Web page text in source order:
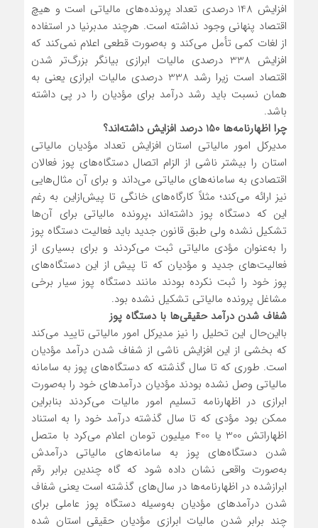
افزایش 148 درصدی تعداد پرونده‌های مالیاتی است و هیچ
اقتصاد پنهانی وجود نداشته است. هرچند مدبرنیا در استفاده
از لغات کمی تأمل می‌کند و به‌صورت قطعی اعلام نمی‌کند که
افزایش 338 درصدی مالیات ابرازی بیانگر بزرگ‌تر شدن
اقتصاد است زیرا رشد 338 درصدی مالیات ابرازی یعنی به
همان نسبت باید رشد درآمد برای مؤدیان را در پی داشته
باشد.
چرا اظهارنامه‌ها 150 درصد افزایش داشته‌اند؟
مدیرکل امور مالیاتی استان افزایش تعداد مؤدیان مالیاتی
استان را بیشتر ناشی از الزام اتصال دستگاه‌های پوز فعالان
اقتصادی به سامانه‌های مالیاتی می‌داند و برای آن مثال‌هایی
نیز ارائه می‌کند؛ مثلاً کارگاه‌های خانگی تا پیش‌ازاین به رغم
این که دستگاه پوز داشته‌اند ،پرونده مالیاتی برای آن‌ها
تشکیل نشده ولی طبق قانون جدید باید فعالیت دستگاه پوز
را به‌عنوان مؤدی مالیاتی ثبت می‌کردند و برای بسیاری از
فعالیت‌های جدید و مؤدیان که تا پیش از این دستگاه‌های
پوز خود را ثبت نکرده بودند مانند دستگاه پوز سیار برخی
مشاغل پرونده مالیاتی تشکیل نشده بود.
شفاف شدن درآمد حقیقی‌ها با دستگاه پوز
بااین‌حال این تحلیل را نیز مدیرکل امور مالیاتی تایید می‌کند
که بخشی از این افزایش ناشی از شفاف شدن درآمد مؤدیان
است. طوری که تا سال گذشته که دستگاه‌های پوز به سامانه
مالیاتی وصل نشده بودند مؤدیان درآمدهای خود را به‌صورت
ابرازی در اظهارنامه تسلیم امور مالیات می‌کردند بنابراین
ممکن بود مؤدی که تا سال گذشته درآمد خود را به استناد
اظهاراتش 300 یا 400 میلیون تومان اعلام می‌کرد با متصل
شدن دستگاه‌های پوز به سامانه‌های مالیاتی درآمدش
به‌صورت واقعی نشان داده ‌شود که گاه چندین برابر رقم
ابرازشده در اظهارنامه‌ها در سال‌های گذشته است یعنی شفاف
شدن درآمدهای مؤدیان به‌وسیله دستگاه پوز عاملی برای
چند برابر شدن مالیات ابرازی مؤدیان حقیقی استان شده